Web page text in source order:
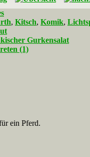
, Kitsch, Komik,
Gurkensalat
(1)
ein Pferd.